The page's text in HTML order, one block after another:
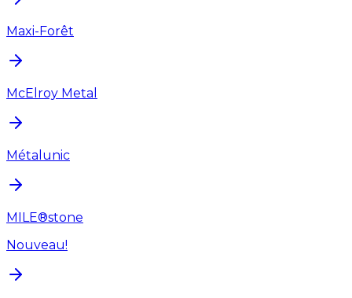
Maxi-Forêt
McElroy Metal
Métalunic
MILE®stone
Nouveau!